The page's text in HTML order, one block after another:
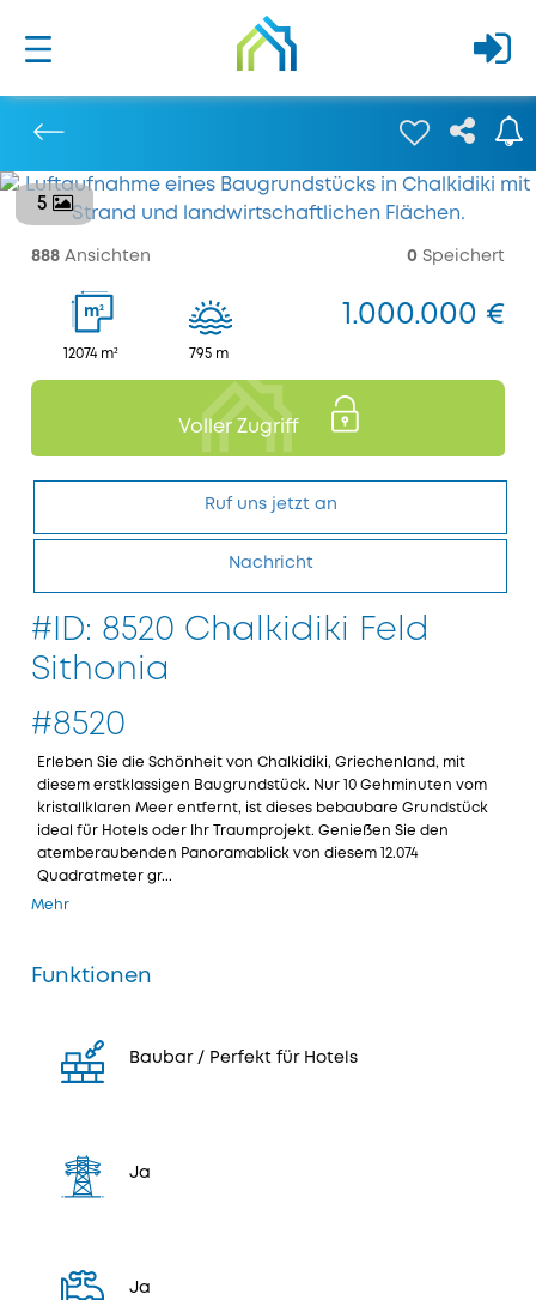
5
888 Ansichten 0 Speichert
m2
12074 m² 795 m
1.000.000 €
Voller Zugriff
Ruf uns jetzt an
Nachricht
#ID: 8520 Chalkidiki Feld
Sithonia
#8520
Erleben Sie die Schönheit von Chalkidiki, Griechenland, mit
diesem erstklassigen Baugrundstück. Nur 10 Gehminuten vom
kristallklaren Meer entfernt, ist dieses bebaubare Grundstück
ideal für Hotels oder Ihr Traumprojekt. Genießen Sie den
atemberaubenden Panoramablick von diesem 12.074
Quadratmeter gr...
Mehr
Funktionen
Baubar / Perfekt für Hotels
Ja
Ja